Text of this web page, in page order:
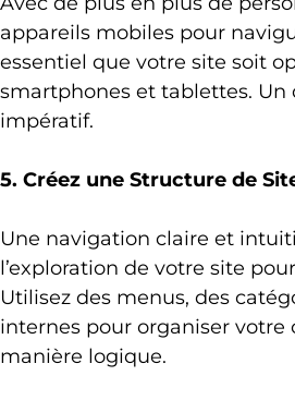
appareils mobiles pour
essentiel que votre site soit
smartphones et tablettes. Un
impératif.
5. Créez une Structure de
Une navigation claire et
l’exploration de votre site
Utilisez des menus, des
internes pour organiser votre
manière logique.